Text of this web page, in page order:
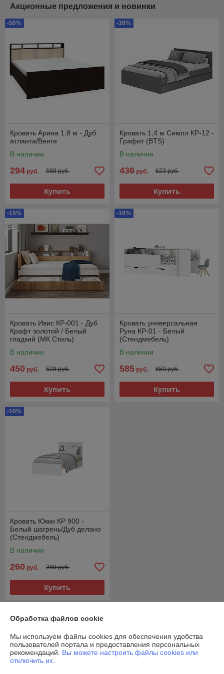
Акционные предложения и новинки
-50%
Кровать Арина 1,8 м - Дуб
атланта/Венге
В наличии
294 руб. 588 руб.
Купить
-30%
Кровать 1,4 м Симпл КР-12 -
Графит (BTS)
В наличии
436 руб. 623 руб.
Купить
-15%
Кровать Ивис КР-001 - Дуб
Крафт золотой / Белый
гладкий (МК Стиль)
В наличии
450 руб. 528 руб.
Купить
-10%
Кровать универсальная
Руна КР-01 - Белый
(Стендмебель)
В наличии
585 руб. 650 руб.
Купить
-10%
Кровать Юкки КР 900 -
Белый шагрень/Дуб делано
(Стендмебель)
В наличии
260 руб. 288 руб.
Купить
О нас
Рейтинг не сформирован
Менее 5 отзывов за последний год
Работает с 06.12.2019
Обработка файлов cookie
Мы используем файлы cookies для обеспечения удобства
пользователей портала и предоставления персональных
рекомендаций. Вы можете настроить файлы cookies или
отключить их.